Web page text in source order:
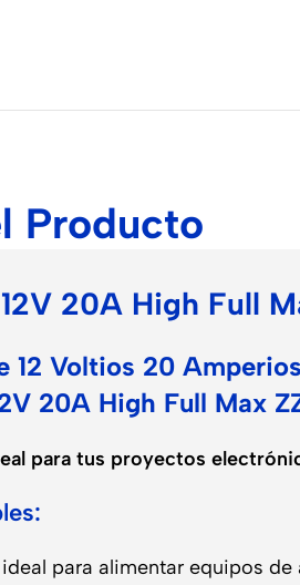
Producto
20A High Full
12 Voltios 20
20A High Full Max
para tus proyectos
ideal para alimentar equipos de